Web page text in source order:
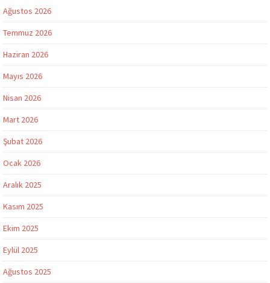
Ağustos 2026
Temmuz 2026
Haziran 2026
Mayıs 2026
Nisan 2026
Mart 2026
Şubat 2026
Ocak 2026
Aralık 2025
Kasım 2025
Ekim 2025
Eylül 2025
Ağustos 2025